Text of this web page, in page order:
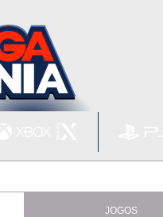
JOGOS